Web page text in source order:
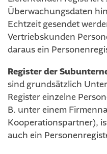
Überwachungsdaten
Echtzeit gesendet
Vertriebskunden
daraus ein
Register der
sind grundsätzlich
Register einzelne
B. unter einem
Kooperationspartner),
auch ein